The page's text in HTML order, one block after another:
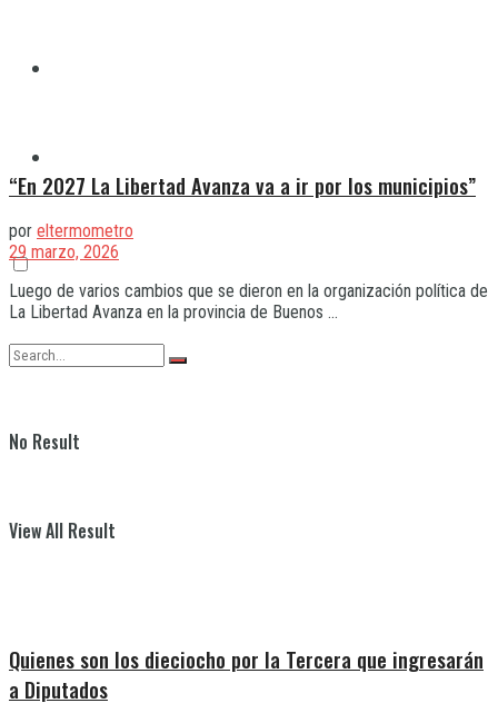
No Result
View All Result
“En 2027 La Libertad Avanza va a ir por los municipios”
por eltermometro
29 marzo, 2026
Luego de varios cambios que se dieron en la organización política de
La Libertad Avanza en la provincia de Buenos ...
Quienes son los dieciocho por la Tercera que ingresarán
a Diputados